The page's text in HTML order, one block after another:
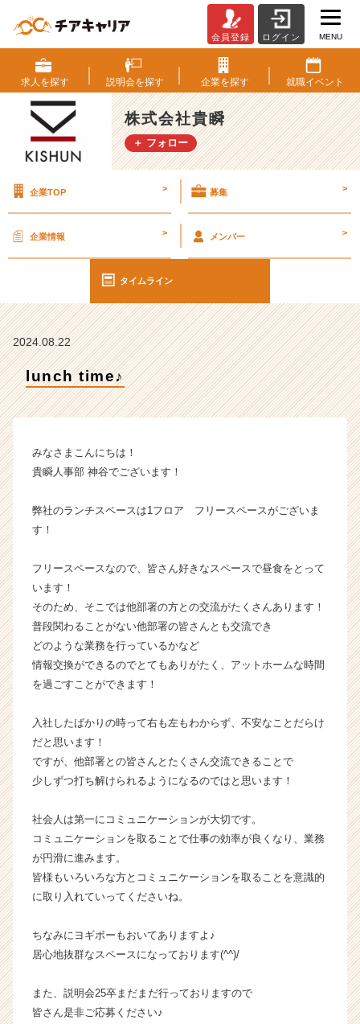
u
n
c
h
t
【株
社
貴
ン】
ベ
ン
ー・
企
か
ス
カ
ウ
ト
届
活
サ
ト
チ
リ
（C
h
e
r
会員登録 ログイン MENU
求人を探す 説明会を探す 企業を探す 就職イベント
株式会社貴瞬
＋ フォロー
企業TOP > 募集 >
企業情報 > メンバー >
タイムライン
2024.08.22
lunch time♪
みなさまこんにちは！
貴瞬人事部 神谷でございます！
弊社のランチスペースは1フロア フリースペースがございま
す！
フリースペースなので、皆さん好きなスペースで昼食をとって
います！
そのため、そこでは他部署の方との交流がたくさんあります！
普段関わることがない他部署の皆さんとも交流でき
どのような業務を行っているかなど
情報交換ができるのでとてもありがたく、アットホームな時間
を過ごすことができます！
入社したばかりの時って右も左もわからず、不安なことだらけ
だと思います！
ですが、他部署との皆さんとたくさん交流できることで
少しずつ打ち解けられるようになるのではと思います！
社会人は第一にコミュニケーションが大切です。
コミュニケーションを取ることで仕事の効率が良くなり、業務
が円滑に進みます。
皆様もいろいろな方とコミュニケーションを取ることを意識的
に取り入れていってくださいね。
ちなみにヨギボーもおいてありますよ♪
居心地抜群なスペースになっております(^^)/
また、説明会25卒まだまだ行っておりますので
皆さん是非ご応募ください♪